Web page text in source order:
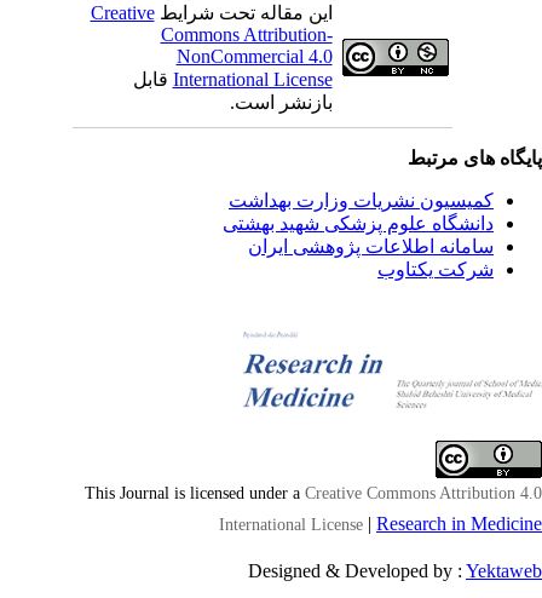
این مقاله تحت شرایطCreative
Commons Attribution-
NonCommercial 4.0
International Licenseقابل
بازنشر است.
های مرتبط
کمیسیون نشریات وزارت بهداشت
دانشگاه علوم پزشکی شهید بهشتی
سامانه اطلاعات پژوهشی ایران
شرکت یکتاوب
This Journal is licensed under aCreative Commons Attribution
International License |Research in
Designed & Developed by :